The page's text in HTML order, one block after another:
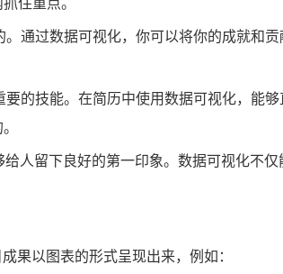
通过数据可视化，你可以将你的成就和贡
要的技能。在简历中使用数据可视化，能
给人留下良好的第一印象。数据可视化不
果以图表的形式呈现出来，例如：